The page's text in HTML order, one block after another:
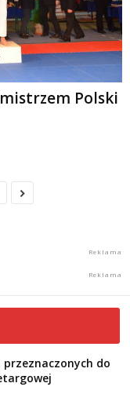
Polski
przeznaczonych do